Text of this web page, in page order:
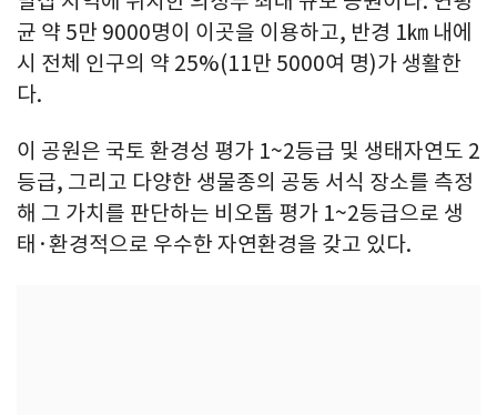
균 약 5만 9000명이 이곳을 이용하고, 반경 1㎞ 내에
시 전체 인구의 약 25%(11만 5000여 명)가 생활한
다.
이 공원은 국토 환경성 평가 1~2등급 및 생태자연도 2
등급, 그리고 다양한 생물종의 공동 서식 장소를 측정
해 그 가치를 판단하는 비오톱 평가 1~2등급으로 생
태·환경적으로 우수한 자연환경을 갖고 있다.